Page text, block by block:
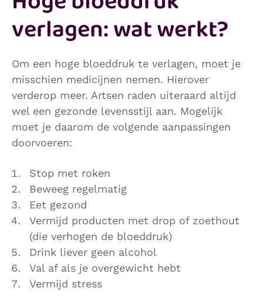
verlagen: wat werkt?
Om een hoge bloeddruk te verlagen, moet je
misschien medicijnen nemen. Hierover
verderop meer. Artsen raden uiteraard altijd
wel een gezonde levensstijl aan. Mogelijk
moet je daarom de volgende aanpassingen
doorvoeren:
Stop met roken
Beweeg regelmatig
Eet gezond
Vermijd producten met drop of zoethout
(die verhogen de bloeddruk)
Drink liever geen alcohol
Val af als je overgewicht hebt
Vermijd stress